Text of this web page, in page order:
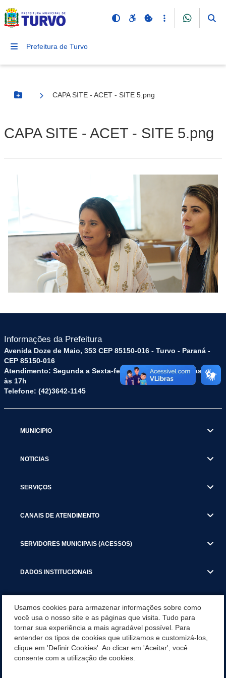
Prefeitura de Turvo
Botão Menu
CAPA SITE - ACET - SITE 5.png
CAPA SITE - ACET - SITE 5.png
Informações da Prefeitura
Avenida Doze de Maio, 353 CEP 85150-016 - Turvo - Paraná -
CEP 85150-016
Atendimento: Segunda a Sexta-feira: das 8h às 12h e das 13h
às 17h
Telefone: (42)3642-1145
MUNICIPIO
NOTICIAS
SERVIÇOS
CANAIS DE ATENDIMENTO
SERVIDORES MUNICIPAIS (ACESSOS)
DADOS INSTITUCIONAIS
SERVIÇOS TRIBUTARIOS
PESQUISA DE SATISFAÇÃO DOS SERVIDORES - SISTEMAS E
SERVIÇOS DIGITAIS
Usamos cookies para armazenar informações sobre como
você usa o nosso site e as páginas que visita. Tudo para
tornar sua experiência a mais agradável possível. Para
entender os tipos de cookies que utilizamos e customizá-los,
clique em 'Definir Cookies'. Ao clicar em 'Aceitar', você
consente com a utilização de cookies.